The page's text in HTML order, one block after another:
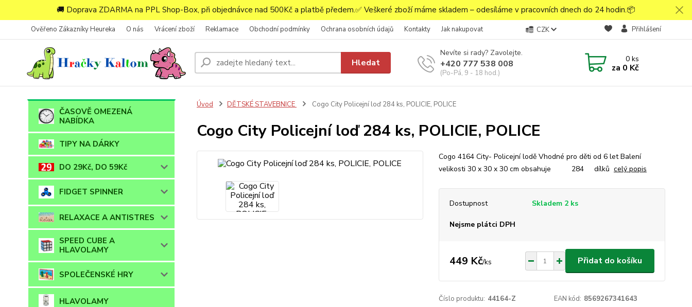
🚚 Doprava ZDARMA na PPL Shop-Box, při objednávce nad 500Kč a platbě předem.✅ Veškeré zboží máme skladem – odesíláme v pracovních dnech do 24 hodin.📦
Ověřeno Zákazníky Heureka O nás Vrácení zboží Reklamace Obchodní podmínky Ochrana osobních údajů Kontakty Jak nakupovat CZK Přihlášení
Hledat
Nevíte si rady? Zavolejte.
+420 777 538 008
(Po-Pá, 9 - 18 hod.)
0ks
za 0 Kč
ČASOVĚ OMEZENÁ
NABÍDKA
TIPY NA DÁRKY
DO 29Kč, DO 59Kč
FIDGET SPINNER
RELAXACE A ANTISTRES
SPEED CUBE A
HLAVOLAMY
SPOLEČENSKÉ HRY
HLAVOLAMY
Úvod DĚTSKÉ STAVEBNICE Cogo City Policejní loď 284 ks, POLICIE, POLICE
Cogo City Policejní loď 284 ks, POLICIE, POLICE
Cogo 4164 City- Policejní lodě Vhodné pro děti od 6 let Balení
velikosti 30 x 30 x 30 cm obsahuje 284 dílků celý popis
Dostupnost Skladem 2 ks
Nejsme plátci DPH
449 Kč/ks Přidat do košíku
Číslo produktu: 44164-Z EAN kód: 8569267341643